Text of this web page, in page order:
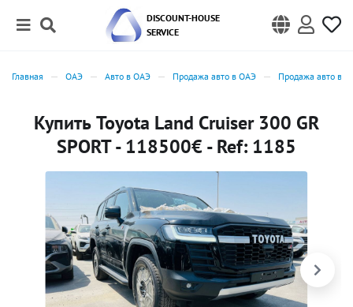
DISCOUNT-HOUSE
SERVICE
Главная ОАЭ Авто в ОАЭ Продажа авто в ОАЭ Продажа авто в
Купить Toyota Land Cruiser 300 GR
SPORT - 118500€ - Ref: 1185